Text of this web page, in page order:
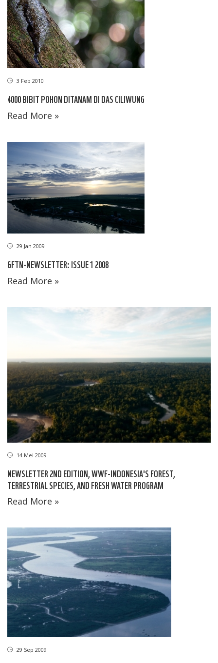
3 Feb 2010
4000 BIBIT POHON DITANAM DI DAS CILIWUNG
Read More »
29 Jan 2009
GFTN-NEWSLETTER: ISSUE 1 2008
Read More »
14 Mei 2009
NEWSLETTER 2ND EDITION, WWF-INDONESIA'S FOREST,
TERRESTRIAL SPECIES, AND FRESH WATER PROGRAM
Read More »
29 Sep 2009